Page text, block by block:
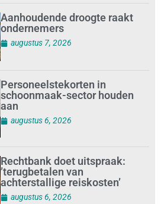
Aanhoudende droogte raakt
ondernemers
augustus 7, 2026
Personeelstekorten in
schoonmaak-sector houden
aan
augustus 6, 2026
Rechtbank doet uitspraak:
’terugbetalen van
achterstallige reiskosten’
augustus 6, 2026